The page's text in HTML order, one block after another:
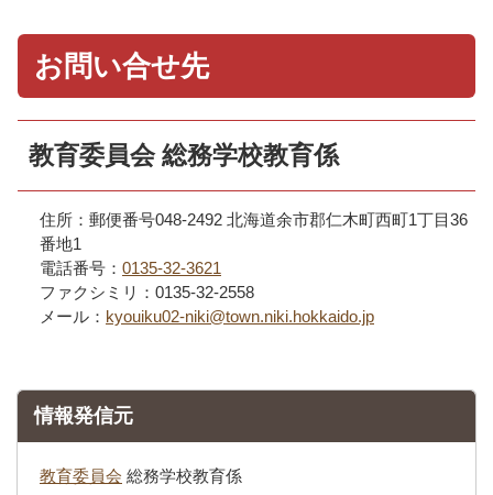
お問い合せ先
教育委員会 総務学校教育係
住所：郵便番号048-2492 北海道余市郡仁木町西町1丁目36
番地1
電話番号： 0135-32-3621
ファクシミリ：0135-32-2558
メール： kyouiku02-niki@town.niki.hokkaido.jp
情報発信元
教育委員会 総務学校教育係